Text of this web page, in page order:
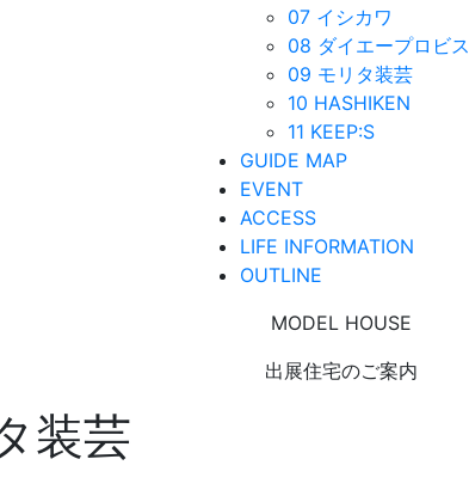
07 イシカワ
08 ダイエープロビス
09 モリタ装芸
10 HASHIKEN
11 KEEP:S
GUIDE MAP
EVENT
ACCESS
LIFE INFORMATION
OUTLINE
MODEL HOUSE
出展住宅のご案内